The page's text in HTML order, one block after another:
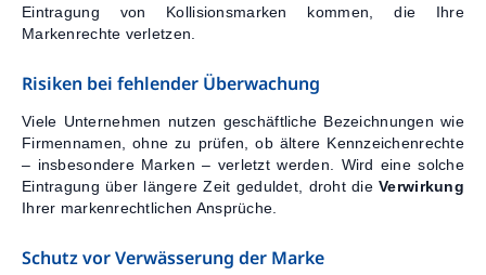
Eintragung von Kollisionsmarken kommen, die Ihre
Markenrechte verletzen.
Risiken bei fehlender Überwachung
Viele Unternehmen nutzen geschäftliche Bezeichnungen wie
Firmennamen, ohne zu prüfen, ob ältere Kennzeichenrechte
– insbesondere Marken – verletzt werden. Wird eine solche
Eintragung über längere Zeit geduldet, droht dieVerwirkung
Ihrer markenrechtlichen Ansprüche.
Schutz vor Verwässerung der Marke